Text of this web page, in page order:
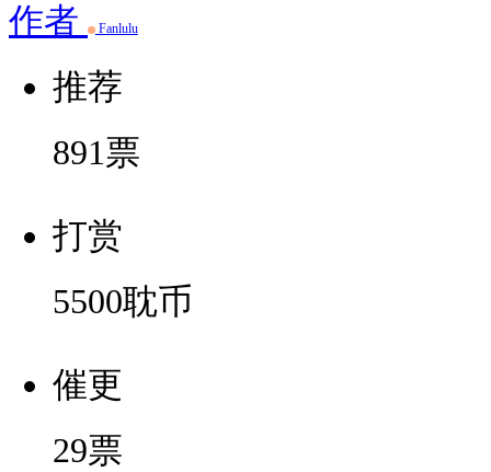
作者
Fanlulu
推荐
891票
打赏
5500耽币
催更
29票